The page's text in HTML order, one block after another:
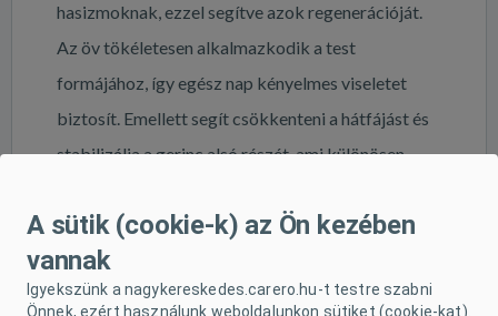
hasizmoknak, ezzel segítve azok regenerációját.
Az öv tökéletesen alkalmazkodik a test
formájához, így egész nap kényelmes viseletet
biztosít. Emellett segít csökkenteni a hátfájást és
stabilizálja a gerinc alsó részét, ami különösen
Főbb jellemzők:
A sütik (cookie-k) az Ön kezében
vannak
Igyekszünk a nagykereskedes.carero.hu-t testre szabni
Önnek, ezért használunk weboldalunkon sütiket (cookie-kat).